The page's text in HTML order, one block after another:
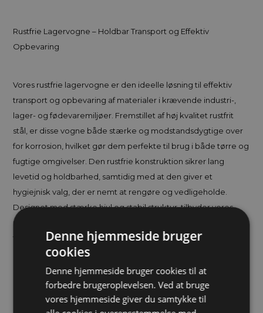
Rustfrie Lagervogne – Holdbar Transport og Effektiv
Opbevaring
Vores rustfrie lagervogne er den ideelle løsning til effektiv
transport og opbevaring af materialer i krævende industri-,
lager- og fødevaremiljøer. Fremstillet af høj kvalitet rustfrit
stål, er disse vogne både stærke og modstandsdygtige over
for korrosion, hvilket gør dem perfekte til brug i både tørre og
fugtige omgivelser. Den rustfrie konstruktion sikrer lang
levetid og holdbarhed, samtidig med at den giver et
hygiejnisk valg, der er nemt at rengøre og vedligeholde.
Designet med stærke hjul og stabil struktur, tilbyder vores
rustfrie lagervogne både manøvredygtighed og sikker
transport af tunge og skrøbelige materialer. Hjulene er ofte
udstyret med bremsefunktion for ekstra stabilitet, når vognen
er i brug. Vognenes fleksible design gør dem velegnede til
mange forskellige opgaver, fra opbevaring og transport af
plader og værktøj til fødevarer og farmaceutiske produkter.
Denne hjemmeside bruger
cookies
Denne hjemmeside bruger cookies til at
forbedre brugeroplevelsen. Ved at bruge
vores hjemmeside giver du samtykke til